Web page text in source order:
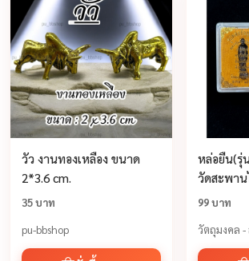
วัว งานทองเหลือง ขนาด
2*3.6 cm.
35 บาท
pu-bbshop
หล่อยืน(รุ่
วัดสะพาน
ปี2555
99 บาท
วัตถุมงคล -